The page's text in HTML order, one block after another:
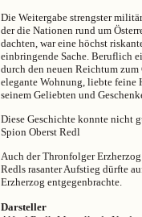
Die Weitergabe strengster
der die Nationen rund um
dachten, war eine höchst
einbringende Sache. Beruflich
durch den neuen Reichtum zum
elegante Wohnung, liebte feine
seinem Geliebten und
Diese Geschichte konnte nicht
Spion Oberst Redl
Auch der Thronfolger
Redls rasanter Aufstieg dürfte
Erzherzog entgegenbrachte.
Darsteller